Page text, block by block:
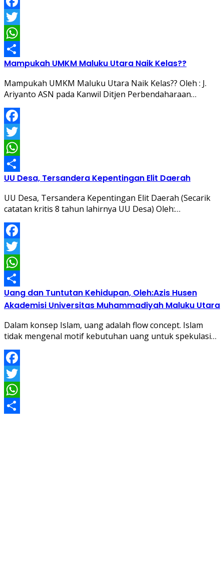
Facebook
Twitter
WhatsApp
Share
Mampukah UMKM Maluku Utara Naik Kelas??
Mampukah UMKM Maluku Utara Naik Kelas?? Oleh : J.
Ariyanto ASN pada Kanwil Ditjen Perbendaharaan…
Facebook
Twitter
WhatsApp
Share
UU Desa, Tersandera Kepentingan Elit Daerah
UU Desa, Tersandera Kepentingan Elit Daerah (Secarik
catatan kritis 8 tahun lahirnya UU Desa) Oleh:…
Facebook
Twitter
WhatsApp
Share
Uang dan Tuntutan Kehidupan, Oleh:Azis Husen
Akademisi Universitas Muhammadiyah Maluku Utara
Dalam konsep Islam, uang adalah flow concept. Islam
tidak mengenal motif kebutuhan uang untuk spekulasi…
Facebook
Twitter
WhatsApp